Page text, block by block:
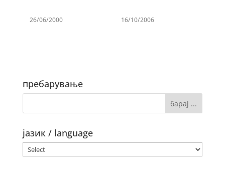
26/06/2000 16/10/2006
пребарување
јазик / language